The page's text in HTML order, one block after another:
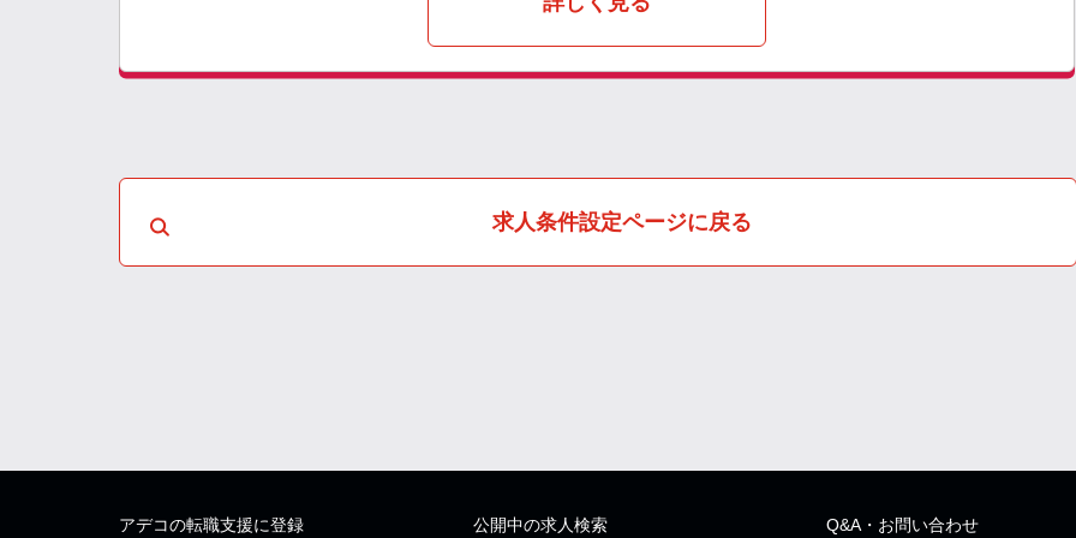
求人条件設定ページに戻る
アデコの転職支援に登録 公開中の求人検索 Q&A・お問い合わせ